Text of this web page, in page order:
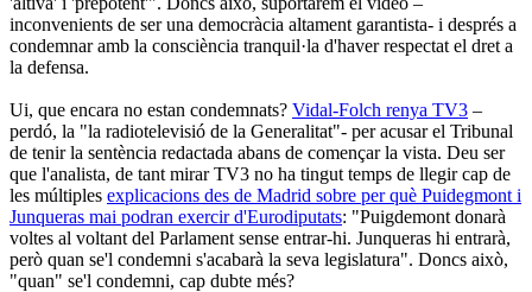
inconvenients de ser una democràcia altament garantista- i després a
condemnar amb la consciència tranquil·la d'haver respectat el dret a
la defensa.
Ui, que encara no estan condemnats? Vidal-Folch renya TV3 –
perdó, la "la radiotelevisió de la Generalitat"- per acusar el Tribunal
de tenir la sentència redactada abans de començar la vista. Deu ser
que l'analista, de tant mirar TV3 no ha tingut temps de llegir cap de
les múltiples explicacions des de Madrid sobre per què Puidegmont i
Junqueras mai podran exercir d'Eurodiputats: "Puigdemont donarà
voltes al voltant del Parlament sense entrar-hi. Junqueras hi entrarà,
però quan se'l condemni s'acabarà la seva legislatura". Doncs això,
"quan" se'l condemni, cap dubte més?